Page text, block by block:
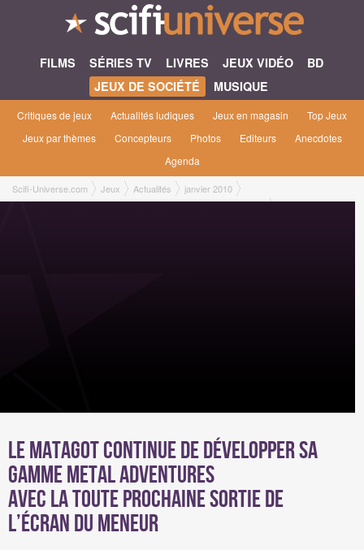
FILMS SÉRIES TV LIVRES JEUX VIDÉO
BD
JEUX DE SOCIÉTÉ
MUSIQUE
Critiques de jeux Actualités ludiques Jeux en magasin
Top Jeux
Jeux par thèmes
Concepteurs Photos Editeurs
Anecdotes
Agenda
Scifi-Universe.com Jeux Actualités
janvier 2010
Le Matagot continue de développer sa gamme Metal Adventures
Le Matagot continue de développer sa
gamme Metal Adventures
Avec la toute prochaine sortie de
l’écran du meneur